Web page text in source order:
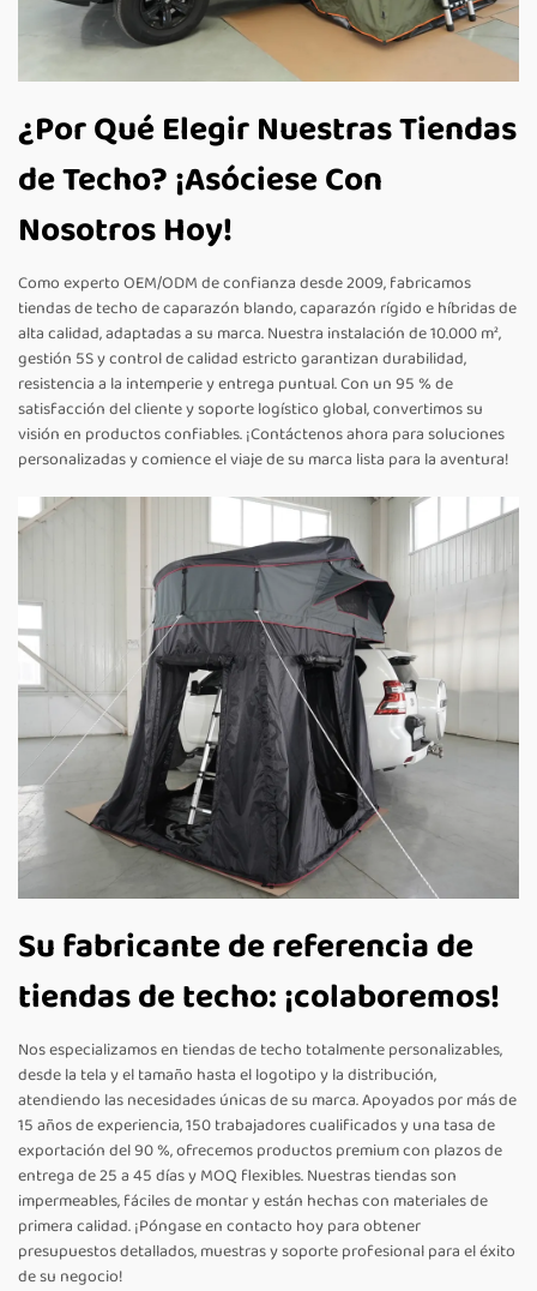
¿Por Qué Elegir Nuestras Tiendas
de Techo? ¡Asóciese Con
Nosotros Hoy!
Como experto OEM/ODM de confianza desde 2009, fabricamos
tiendas de techo de caparazón blando, caparazón rígido e híbridas de
alta calidad, adaptadas a su marca. Nuestra instalación de 10.000 m²,
gestión 5S y control de calidad estricto garantizan durabilidad,
resistencia a la intemperie y entrega puntual. Con un 95 % de
satisfacción del cliente y soporte logístico global, convertimos su
visión en productos confiables. ¡Contáctenos ahora para soluciones
personalizadas y comience el viaje de su marca lista para la aventura!
Su fabricante de referencia de
tiendas de techo: ¡colaboremos!
Nos especializamos en tiendas de techo totalmente personalizables,
desde la tela y el tamaño hasta el logotipo y la distribución,
atendiendo las necesidades únicas de su marca. Apoyados por más de
15 años de experiencia, 150 trabajadores cualificados y una tasa de
exportación del 90 %, ofrecemos productos premium con plazos de
entrega de 25 a 45 días y MOQ flexibles. Nuestras tiendas son
impermeables, fáciles de montar y están hechas con materiales de
primera calidad. ¡Póngase en contacto hoy para obtener
presupuestos detallados, muestras y soporte profesional para el éxito
de su negocio!